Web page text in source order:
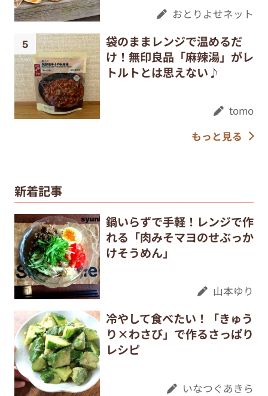
おとりよせネット
袋のままレンジで温めるだ
け！無印良品「麻辣湯」がレ
トルトとは思えない♪
tomo
もっと見る
新着記事
鍋いらずで手軽！レンジで作
れる「肉みそマヨのせぶっか
けそうめん」
山本ゆり
冷やして食べたい！「きゅう
り×わさび」で作るさっぱり
レシピ
いなつぐあきら